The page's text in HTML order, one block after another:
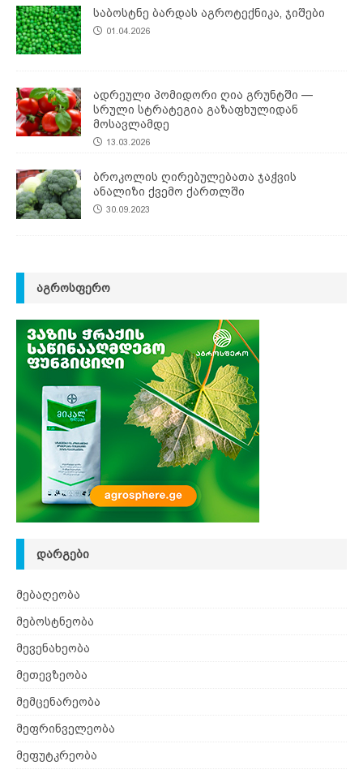
საბოსტნე ბარდას აგროტექნიკა, ჯიშები
01.04.2026
ადრეული პომიდორი ღია გრუნტში —
სრული სტრატეგია გაზაფხულიდან
მოსავლამდე
13.03.2026
ბროკოლის ღირებულებათა ჯაჭვის
ანალიზი ქვემო ქართლში
30.09.2023
ᲐᲒᲠᲝᲡᲤᲔᲠᲝ
ᲓᲐᲠᲒᲔᲑᲘ
მებაღეობა
მებოსტნეობა
მევენახეობა
მეთევზეობა
მემცენარეობა
მეფრინველეობა
მეფუტკრეობა